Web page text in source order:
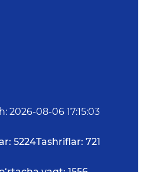
: 2026-08-06 17:15:03
5224Tashriflar: 721